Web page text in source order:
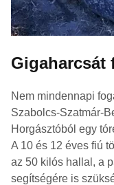
Gigaharcsát
Nem mindennapi
Szabolcs-Szatmár-
Horgásztóból egy
A 10 és 12 éves fiú
az 50 kilós hallal, a
segítségére is